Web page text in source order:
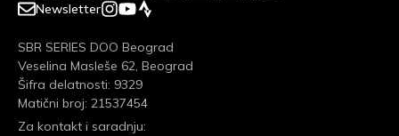
Newsletter
SBR SERIES DOO Beograd
Veselina Masleše 62, Beograd
Šifra delatnosti: 9329
Matični broj: 21537454
Za kontakt i saradnju: